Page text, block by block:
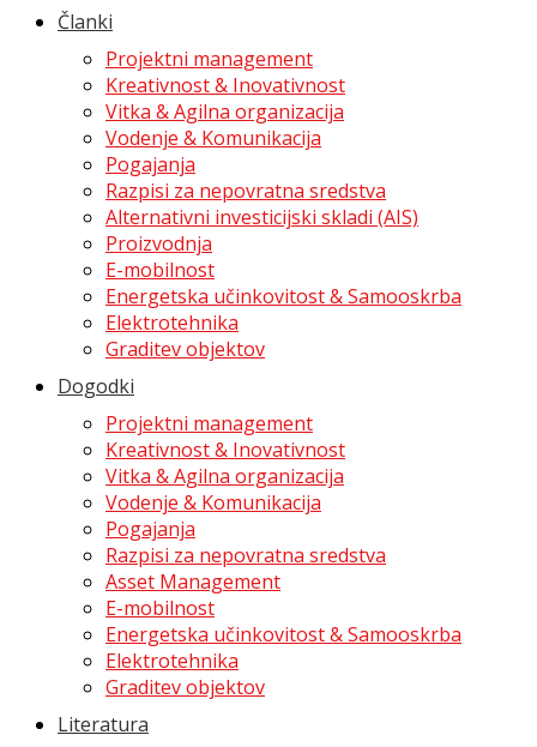
Članki
Projektni management
Kreativnost & Inovativnost
Vitka & Agilna organizacija
Vodenje & Komunikacija
Pogajanja
Razpisi za nepovratna sredstva
Alternativni investicijski skladi (AIS)
Proizvodnja
E-mobilnost
Energetska učinkovitost & Samooskrba
Elektrotehnika
Graditev objektov
Dogodki
Projektni management
Kreativnost & Inovativnost
Vitka & Agilna organizacija
Vodenje & Komunikacija
Pogajanja
Razpisi za nepovratna sredstva
Asset Management
E-mobilnost
Energetska učinkovitost & Samooskrba
Elektrotehnika
Graditev objektov
Literatura